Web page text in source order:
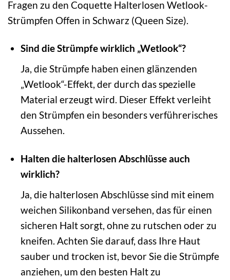
Fragen zu den Coquette Halterlosen Wetlook-
Strümpfen Offen in Schwarz (Queen Size).
Sind die Strümpfe wirklich „Wetlook“?
Ja, die Strümpfe haben einen glänzenden
„Wetlook“-Effekt, der durch das spezielle
Material erzeugt wird. Dieser Effekt verleiht
den Strümpfen ein besonders verführerisches
Aussehen.
Halten die halterlosen Abschlüsse auch
wirklich?
Ja, die halterlosen Abschlüsse sind mit einem
weichen Silikonband versehen, das für einen
sicheren Halt sorgt, ohne zu rutschen oder zu
kneifen. Achten Sie darauf, dass Ihre Haut
sauber und trocken ist, bevor Sie die Strümpfe
anziehen, um den besten Halt zu